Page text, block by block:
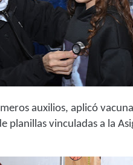
auxilios, aplicó
planillas vinculadas a la